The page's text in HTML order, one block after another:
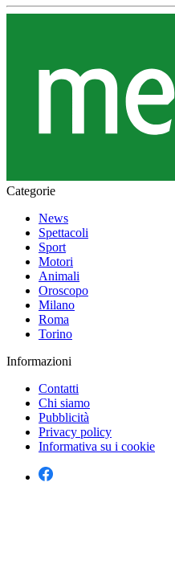
Categorie
News
Spettacoli
Sport
Motori
Animali
Oroscopo
Milano
Roma
Torino
Informazioni
Contatti
Chi siamo
Pubblicità
Privacy policy
Informativa su i cookie